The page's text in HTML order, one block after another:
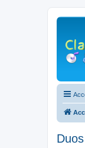
Duos